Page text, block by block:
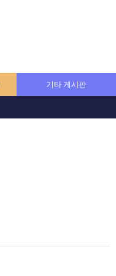
기타 게시판